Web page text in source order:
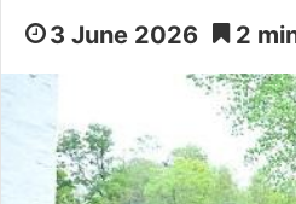
3 June 2026 2